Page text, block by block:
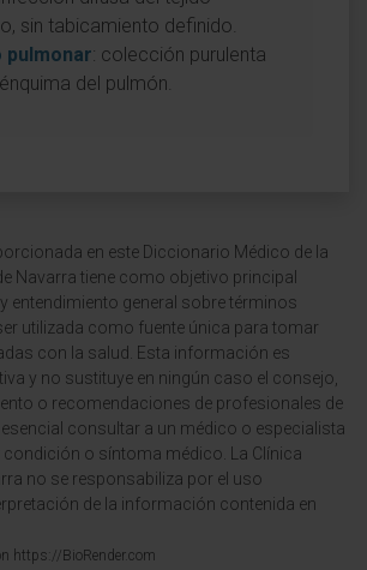
sin tabicamiento definido.
pulmonar: colección purulenta
del pulmón.
en este Diccionario Médico de la
Navarra tiene como objetivo principal
entendimiento general sobre términos
utilizada como fuente única para tomar
con la salud. Esta información es
y no sustituye en ningún caso el consejo,
o recomendaciones de profesionales de
esencial consultar a un médico o especialista
o síntoma médico. La Clínica
no se responsabiliza por el uso
de la información contenida en
https://BioRender.com